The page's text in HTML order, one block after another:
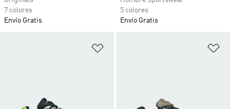
7 colores
Envío Gratis
5 colores
Envío Gratis